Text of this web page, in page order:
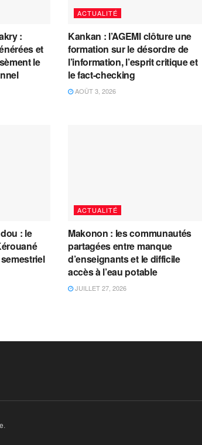
:
et
le
ACTUALITÉ
Kankan : l’AGEMI clôture une
formation sur le désordre de
l’information, l’esprit critique et
le fact-checking
AOÛT 3, 2026
: le
ACTUALITÉ
Makonon : les communautés
partagées entre manque
d’enseignants et le difficile
accès à l’eau potable
JUILLET 27, 2026
.